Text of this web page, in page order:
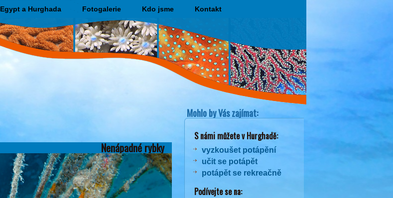
Egypt a Hurghada Fotogalerie Kdo jsme Kontakt
Nenápadné rybky
Mohlo by Vás zajímat:
S námi můžete v Hurghadě:
vyzkoušet potápění
učit se potápět
potápět se rekreačně
Podívejte se na: